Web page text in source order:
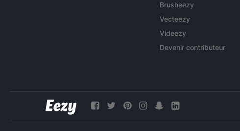
Brusheezy
Vecteezy
Videezy
Devenir contributeur